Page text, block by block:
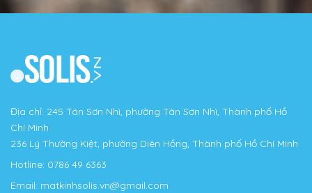
Địa chỉ: 245 Tân Sơn Nhì, phường Tân Sơn Nhì, Thành phố Hồ
Chí Minh
236 Lý Thường Kiệt, phường Diên Hồng, Thành phố Hồ Chí Minh
Hotline: 0786 49 6363
Email: matkinhsolis.vn@gmail.com